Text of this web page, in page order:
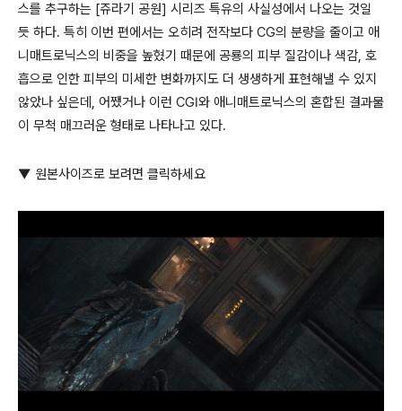
스를 추구하는 [쥬라기 공원] 시리즈 특유의 사실성에서 나오는 것일
듯 하다. 특히 이번 편에서는 오히려 전작보다 CG의 분량을 줄이고 애
니매트로닉스의 비중을 높혔기 때문에 공룡의 피부 질감이나 색감, 호
흡으로 인한 피부의 미세한 변화까지도 더 생생하게 표현해낼 수 있지
않았나 싶은데, 어쨌거나 이런 CGI와 애니매트로닉스의 혼합된 결과물
이 무척 매끄러운 형태로 나타나고 있다.
▼ 원본사이즈로 보려면 클릭하세요